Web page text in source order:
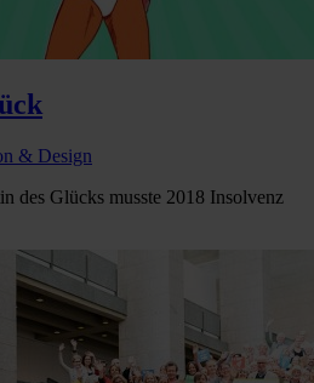
& Design
des Glücks musste 2018 Insolvenz